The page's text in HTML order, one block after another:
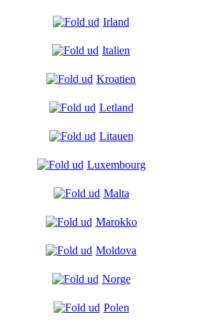
Irland
Italien
Kroatien
Letland
Litauen
Luxembourg
Malta
Marokko
Moldova
Norge
Polen